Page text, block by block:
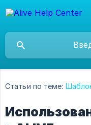
Статьи по теме: